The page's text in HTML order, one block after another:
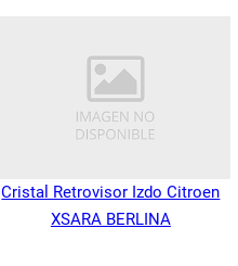
Cristal Retrovisor Izdo Citroen
XSARA BERLINA